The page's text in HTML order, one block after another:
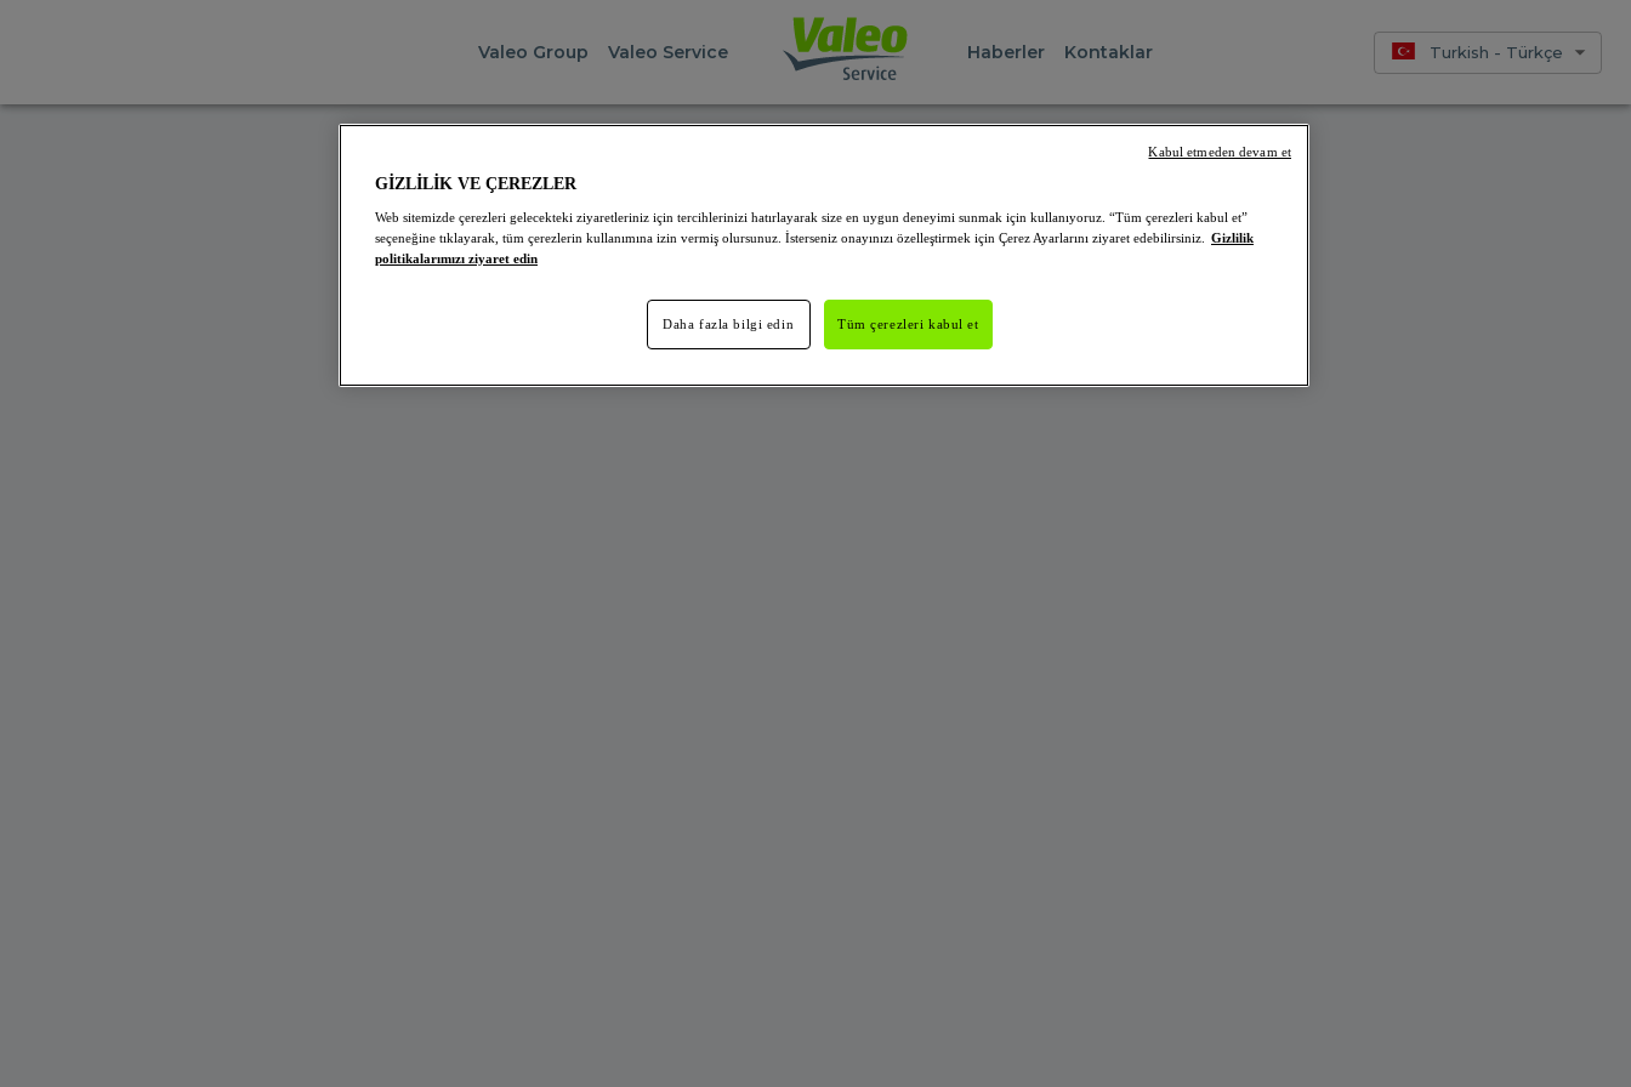
Valeo Group Valeo Service Haberler Kontaklar Turkish - Türkçe
İÇ SUNUCU HATASI
Neler olduğunu bulamıyoruz! Bizi daha sonra ziyaret etmenizi öneririz.
GİZLİLİK VE ÇEREZLER
Web sitemizde çerezleri gelecekteki ziyaretleriniz için tercihlerinizi hatırlayarak size en uygun deneyimi sunmak için kullanıyoruz. “Tüm çerezleri kabul et”
seçeneğine tıklayarak, tüm çerezlerin kullanımına izin vermiş olursunuz. İsterseniz onayınızı özelleştirmek için Çerez Ayarlarını ziyaret edebilirsiniz.
Gizlilik
politikalarımızı ziyaret edin
Tüm çerezleri kabul et
Daha fazla bilgi edin
Kabul etmeden devam et